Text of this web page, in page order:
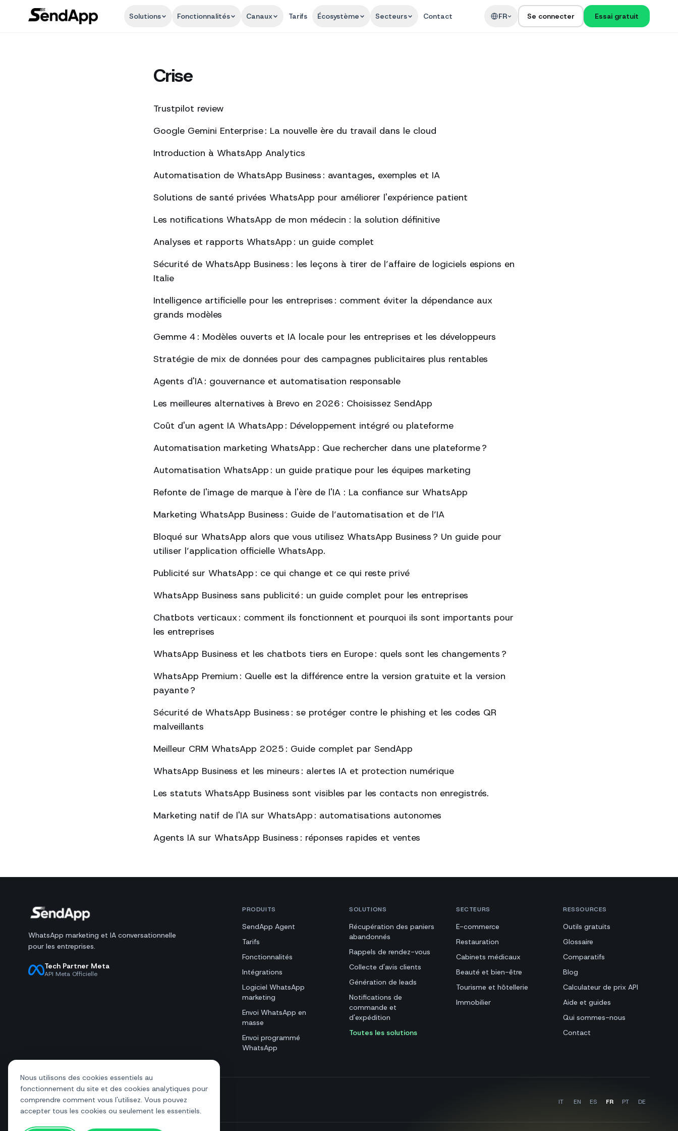
Nous utilisons des cookies essentiels au
fonctionnement du site et des cookies analytiques pour
comprendre comment vous l'utilisez. Vous pouvez
accepter tous les cookies ou seulement les essentiels.
Solutions Fonctionnalités Canaux Tarifs Écosystème Secteurs Contact FR Se connecter Essai gratuit
Crise
Trustpilot review
Google Gemini Enterprise : La nouvelle ère du travail dans le cloud
Introduction à WhatsApp Analytics
Automatisation de WhatsApp Business : avantages, exemples et IA
Solutions de santé privées WhatsApp pour améliorer l'expérience patient
Les notifications WhatsApp de mon médecin : la solution définitive
Analyses et rapports WhatsApp : un guide complet
Sécurité de WhatsApp Business : les leçons à tirer de l’affaire de logiciels espions en
Italie
Intelligence artificielle pour les entreprises : comment éviter la dépendance aux
grands modèles
Gemme 4 : Modèles ouverts et IA locale pour les entreprises et les développeurs
Stratégie de mix de données pour des campagnes publicitaires plus rentables
Agents d'IA : gouvernance et automatisation responsable
Les meilleures alternatives à Brevo en 2026 : Choisissez SendApp
Coût d'un agent IA WhatsApp : Développement intégré ou plateforme
Automatisation marketing WhatsApp : Que rechercher dans une plateforme ?
Automatisation WhatsApp : un guide pratique pour les équipes marketing
Refonte de l'image de marque à l'ère de l'IA : La confiance sur WhatsApp
Marketing WhatsApp Business : Guide de l’automatisation et de l’IA
Bloqué sur WhatsApp alors que vous utilisez WhatsApp Business ? Un guide pour
utiliser l’application officielle WhatsApp.
Publicité sur WhatsApp : ce qui change et ce qui reste privé
WhatsApp Business sans publicité : un guide complet pour les entreprises
Chatbots verticaux : comment ils fonctionnent et pourquoi ils sont importants pour
les entreprises
WhatsApp Business et les chatbots tiers en Europe : quels sont les changements ?
WhatsApp Premium : Quelle est la différence entre la version gratuite et la version
payante ?
Sécurité de WhatsApp Business : se protéger contre le phishing et les codes QR
malveillants
Meilleur CRM WhatsApp 2025 : Guide complet par SendApp
WhatsApp Business et les mineurs : alertes IA et protection numérique
Les statuts WhatsApp Business sont visibles par les contacts non enregistrés.
Marketing natif de l'IA sur WhatsApp : automatisations autonomes
Agents IA sur WhatsApp Business : réponses rapides et ventes
WhatsApp marketing et IA conversationnelle
pour les entreprises.
Tech Partner Meta
API Meta Officielle
PRODUITS
SendApp Agent
Tarifs
Fonctionnalités
Intégrations
Logiciel WhatsApp
marketing
Envoi WhatsApp en
masse
Envoi programmé
WhatsApp
SOLUTIONS
Récupération des paniers
abandonnés
Rappels de rendez-vous
Collecte d'avis clients
Génération de leads
Notifications de
commande et
d'expédition
Toutes les solutions
SECTEURS
E-commerce
Restauration
Cabinets médicaux
Beauté et bien-être
Tourisme et hôtellerie
Immobilier
RESSOURCES
Outils gratuits
Glossaire
Comparatifs
Blog
Calculateur de prix API
Aide et guides
Qui sommes-nous
Contact
+39 081 544 7792info@sendapp.live IT EN ES FR PT DE